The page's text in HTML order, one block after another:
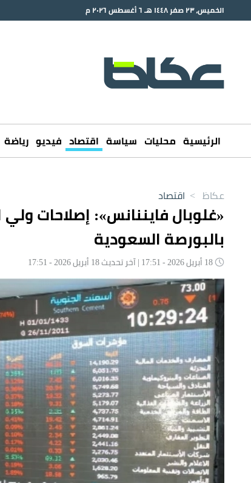
الخميس، ٢٣ صفر ١٤٤٨ هـ ٦ أغسطس ٢٠٢٦ م
الرئيسية محليات سياسة اقتصاد فيديو رياضة
عكاظ > اقتصاد
«غلوبال فايننانس»: إصلاحات
بالبورصة السعودية